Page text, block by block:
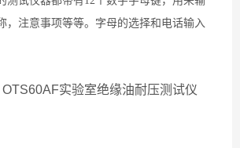
，注意事项等等。字母的选择和电话输入